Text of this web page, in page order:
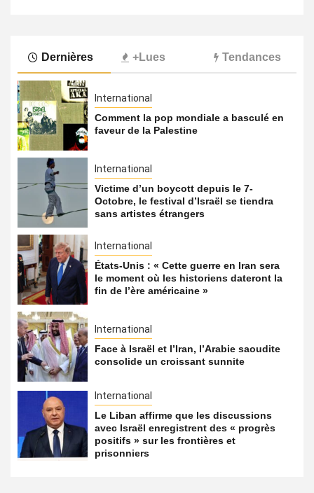
Dernières +Lues Tendances
International
Comment la pop mondiale a basculé en
faveur de la Palestine
International
Victime d’un boycott depuis le 7-
Octobre, le festival d’Israël se tiendra
sans artistes étrangers
International
États-Unis : « Cette guerre en Iran sera
le moment où les historiens dateront la
fin de l’ère américaine »
International
Face à Israël et l’Iran, l’Arabie saoudite
consolide un croissant sunnite
International
Le Liban affirme que les discussions
avec Israël enregistrent des « progrès
positifs » sur les frontières et
prisonniers